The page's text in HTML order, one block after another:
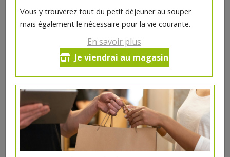
Vous y trouverez tout du petit déjeuner au souper
mais également le nécessaire pour la vie courante.
En savoir plus
Je viendrai au magasin
Fauchy frais papaye 100g
3.35€/pc
Ce produit est indisponible pour le moment.
DANS LA MÊME CATÉGORIE ...